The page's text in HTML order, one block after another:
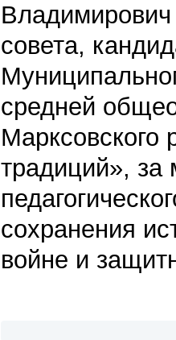
Владимирович
совета,
средней
традиций», за
сохранения
войне и